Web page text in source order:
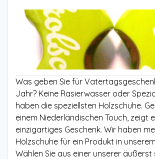
Was geben Sie für
Jahr? Keine Rasierwasser oder
haben die speziellsten Holzschuhe.
einem Niederländischen Touch, zeigt
einzigartiges Geschenk. Wir haben
Holzschuhe für ein Produkt in
Wählen Sie aus einer unserer äußerst